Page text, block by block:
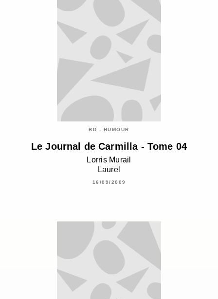
BD - HUMOUR
Le Journal de Carmilla - Tome 04
Lorris Murail
Laurel
16/09/2009